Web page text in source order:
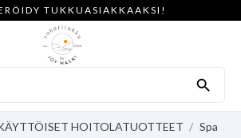
TUKKUASIAKKAAKSI!

HOITOLATUOTTEET
Spa